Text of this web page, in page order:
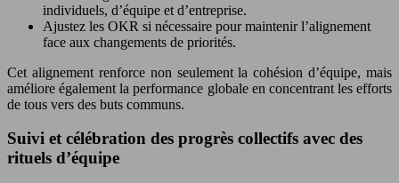
individuels, d’équipe et d’entreprise.
Ajustez les OKR si nécessaire pour maintenir l’alignement
face aux changements de priorités.
Cet alignement renforce non seulement la cohésion d’équipe, mais
améliore également la performance globale en concentrant les efforts
de tous vers des buts communs.
Suivi et célébration des progrès collectifs avec des
rituels d’équipe